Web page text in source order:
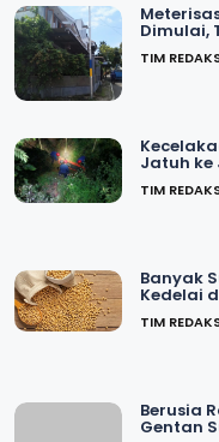
Dimulai,
TIM
Jatuh ke
TIM
Banyak
Kedelai
TIM
Berusia
Gentan